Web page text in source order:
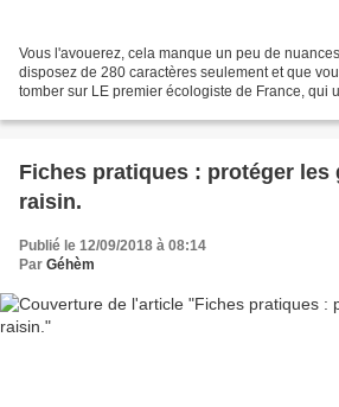
Vous l'avouerez, cela manque un peu de
disposez de 280 caractères seulement et que
tomber sur LE premier écologiste de France, qui
Fiches pratiques : protéger les
raisin.
Publié le 12/09/2018 à 08:14
Par Géhèm